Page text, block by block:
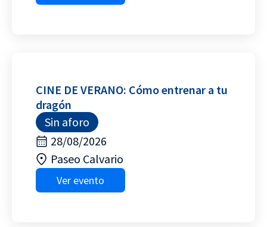
CINE DE VERANO: Cómo entrenar a tu
dragón
Sin aforo
28/08/2026
Paseo Calvario
Ver evento